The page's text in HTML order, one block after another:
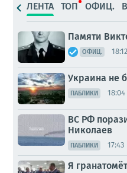
ЛЕНТА ТОП ОФИЦ.
Памяти
ОФИЦ. 18:12
Украина не
ПАБЛИКИ 18:04
ВС РФ
Николаев
ПАБЛИКИ 17:43
Я